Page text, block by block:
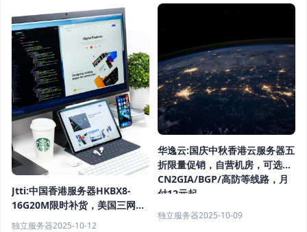
Jtti:中国香港服务器HKBX8-
16G20M限时补货，美国三网
CN2年付$24.62，高性价比推荐
独立服务器2025-10-12
华逸云:国庆中秋香港云服务器五
折限量促销，自营机房，可选
CN2GIA/BGP/高防等线路，月
付12元起
独立服务器2025-10-09